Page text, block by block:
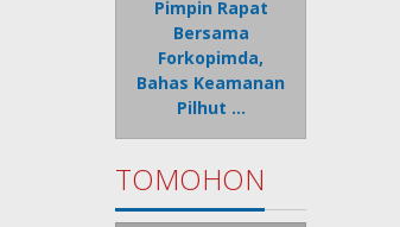
Pimpin Rapat
Bersama
Forkopimda,
Bahas Keamanan
Pilhut …
TOMOHON